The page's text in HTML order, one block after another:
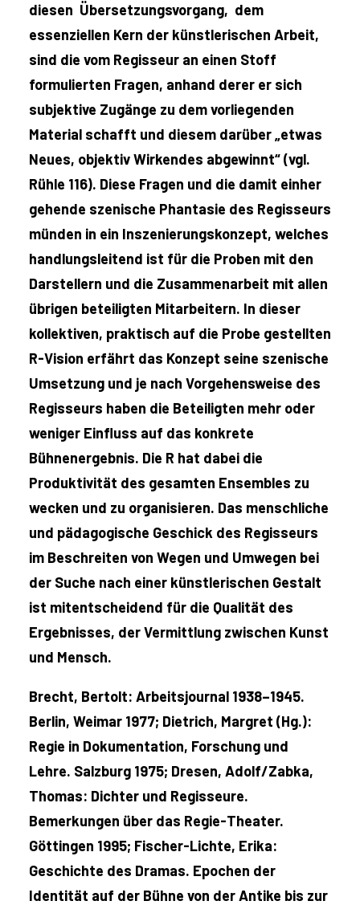
diesen Übersetzungsvorgang, dem
essenziellen Kern der künstlerischen Arbeit,
sind die vom Regisseur an einen Stoff
formulierten Fragen, anhand derer er sich
subjektive Zugänge zu dem vorliegenden
Material schafft und diesem darüber „etwas
Neues, objektiv Wirkendes abgewinnt“ (vgl.
Rühle 116). Diese Fragen und die damit einher
gehende szenische Phantasie des Regisseurs
münden in ein Inszenierungskonzept, welches
handlungsleitend ist für die Proben mit den
Darstellern und die Zusammenarbeit mit allen
übrigen beteiligten Mitarbeitern. In dieser
kollektiven, praktisch auf die Probe gestellten
R-Vision erfährt das Konzept seine szenische
Umsetzung und je nach Vorgehensweise des
Regisseurs haben die Beteiligten mehr oder
weniger Einfluss auf das konkrete
Bühnenergebnis. Die R hat dabei die
Produktivität des gesamten Ensembles zu
wecken und zu organisieren. Das menschliche
und pädagogische Geschick des Regisseurs
im Beschreiten von Wegen und Umwegen bei
der Suche nach einer künstlerischen Gestalt
ist mitentscheidend für die Qualität des
Ergebnisses, der Vermittlung zwischen Kunst
und Mensch.
Brecht, Bertolt: Arbeitsjournal 1938–1945.
Berlin, Weimar 1977; Dietrich, Margret (Hg.):
Regie in Dokumentation, Forschung und
Lehre. Salzburg 1975; Dresen, Adolf/Zabka,
Thomas: Dichter und Regisseure.
Bemerkungen über das Regie-Theater.
Göttingen 1995; Fischer-Lichte, Erika:
Geschichte des Dramas. Epochen der
Identität auf der Bühne von der Antike bis zur